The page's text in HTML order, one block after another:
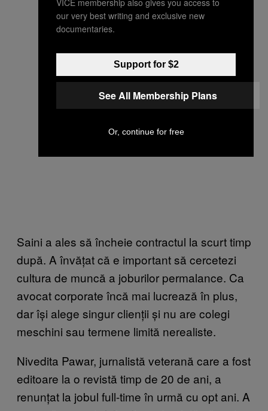
Saini a ales să încheie contractul la scurt timp
după. A învățat că e important să cercetezi
cultura de muncă a joburilor permalance. Ca
avocat corporate încă mai lucrează în plus,
dar își alege singur clienții și nu are colegi
meschini sau termene limită nerealiste.
Nivedita Pawar, jurnalistă veterană care a fost
editoare la o revistă timp de 20 de ani, a
renunțat la jobul full-time în urmă cu opt ani. A
our very best writing and exclusive new
documentaries.
Support for $2
See All Membership Plans
Or, continue for free